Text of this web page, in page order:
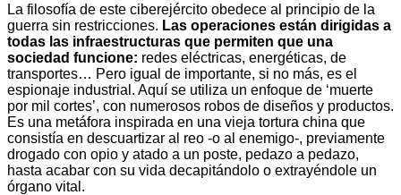
La filosofía de este ciberejército obedece al principio de la
guerra sin restricciones. Las operaciones están dirigidas a
todas las infraestructuras que permiten que una
sociedad funcione: redes eléctricas, energéticas, de
transportes… Pero igual de importante, si no más, es el
espionaje industrial. Aquí se utiliza un enfoque de ‘muerte
por mil cortes’, con numerosos robos de diseños y productos.
Es una metáfora inspirada en una vieja tortura china que
consistía en descuartizar al reo -o al enemigo-, previamente
drogado con opio y atado a un poste, pedazo a pedazo,
hasta acabar con su vida decapitándolo o extrayéndole un
órgano vital.